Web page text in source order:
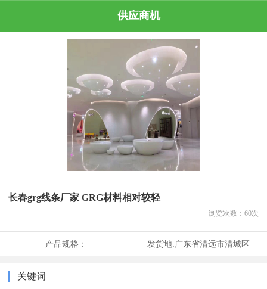
供应商机
长春grg线条厂家 GRG材料相对较轻
浏览次数： 60次
产品规格： 发货地:广东省清远市清城区
关键词